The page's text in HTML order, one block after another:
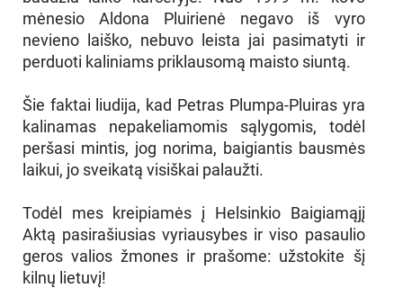
mėnesio Aldona Pluirienė negavo iš vyro
nevieno laiško, nebuvo leista jai pasimatyti ir
perduoti kaliniams priklausomą maisto siuntą.
Šie faktai liudija, kad Petras Plumpa-Pluiras yra
kalinamas nepakeliamomis sąlygomis, todėl
peršasi mintis, jog norima, baigiantis bausmės
laikui, jo sveikatą visiškai palaužti.
Todėl mes kreipiamės į Helsinkio Baigiamąjį
Aktą pasirašiusias vyriausybes ir viso pasaulio
geros valios žmones ir prašome: užstokite šį
kilnų lietuvį!